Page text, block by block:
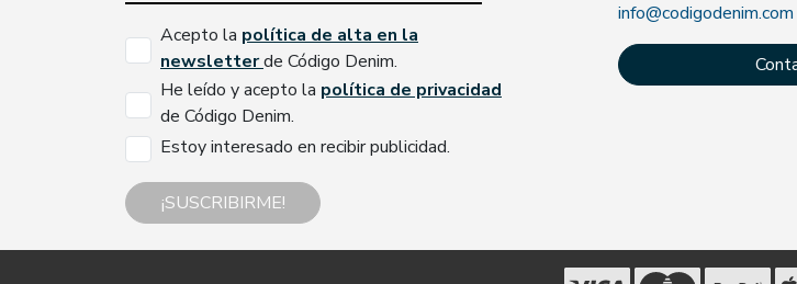
Acepto la política de alta en la
newsletterde Código Denim.
He leído y acepto la política de privacidad
de Código Denim.
Estoy interesado en recibir publicidad.
¡SUSCRIBIRME!
info@codigodenim.com